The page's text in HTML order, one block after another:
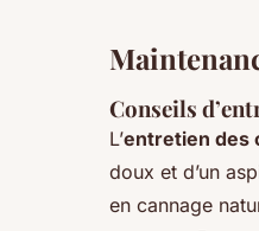
Conseils
L’entretien des
doux et d’un
en cannage